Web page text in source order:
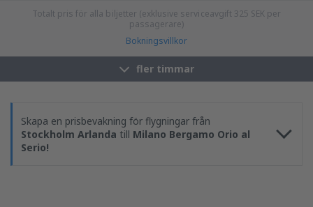
Totalt pris för alla biljetter (exklusive serviceavgift 325 SEK per
passagerare)
Bokningsvillkor
fler timmar
Skapa en prisbevakning för flygningar från
Stockholm Arlanda till Milano Bergamo Orio al
Serio!